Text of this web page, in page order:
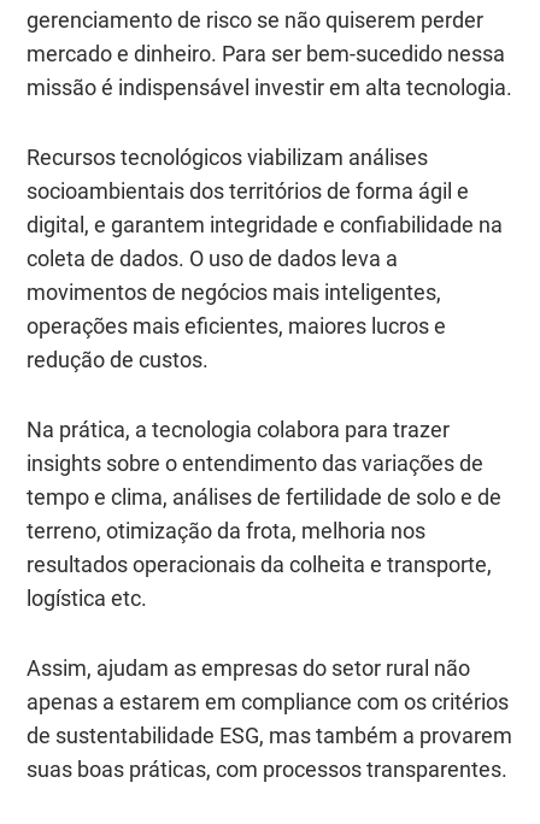
gerenciamento de risco se não quiserem perder
mercado e dinheiro. Para ser bem-sucedido nessa
missão é indispensável investir em alta tecnologia.
Recursos tecnológicos viabilizam análises
socioambientais dos territórios de forma ágil e
digital, e garantem integridade e confiabilidade na
coleta de dados. O uso de dados leva a
movimentos de negócios mais inteligentes,
operações mais eficientes, maiores lucros e
redução de custos.
Na prática, a tecnologia colabora para trazer
insights sobre o entendimento das variações de
tempo e clima, análises de fertilidade de solo e de
terreno, otimização da frota, melhoria nos
resultados operacionais da colheita e transporte,
logística etc.
Assim, ajudam as empresas do setor rural não
apenas a estarem em compliance com os critérios
de sustentabilidade ESG, mas também a provarem
suas boas práticas, com processos transparentes.